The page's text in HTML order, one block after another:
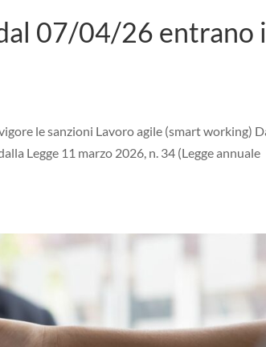
07/04/26 entrano
le sanzioni Lavoro agile (smart working)
Legge 11 marzo 2026, n. 34 (Legge annuale